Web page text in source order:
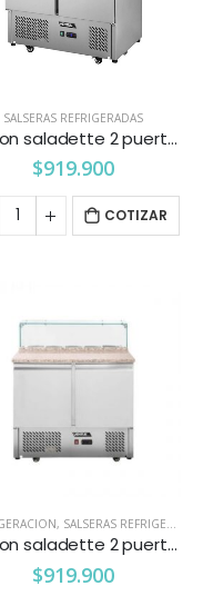
SALSERAS REFRIGERADAS
Meson saladette 2 puertas cubierta acero inoxidable Ventus
$919.900
COTIZAR
, SALSERAS REFRIGERADAS
Meson saladette 2 puertas cubierta de marmol con vidrio Ventus
$919.900